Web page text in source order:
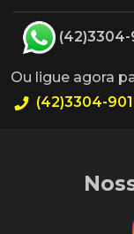
(42)3304-
Ou ligue agora
(42)3304-